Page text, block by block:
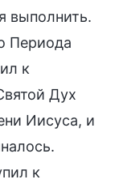
выполнить.
Периода
к
Дух
Иисуса, и
к